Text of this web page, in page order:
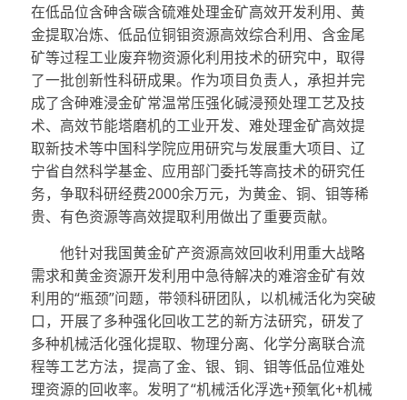
在低品位含砷含碳含硫难处理金矿高效开发利用、黄
金提取冶炼、低品位铜钼资源高效综合利用、含金尾
矿等过程工业废弃物资源化利用技术的研究中，取得
了一批创新性科研成果。作为项目负责人，承担并完
成了含砷难浸金矿常温常压强化碱浸预处理工艺及技
术、高效节能塔磨机的工业开发、难处理金矿高效提
取新技术等中国科学院应用研究与发展重大项目、辽
宁省自然科学基金、应用部门委托等高技术的研究任
务，争取科研经费2000余万元，为黄金、铜、钼等稀
贵、有色资源等高效提取利用做出了重要贡献。
他针对我国黄金矿产资源高效回收利用重大战略
需求和黄金资源开发利用中急待解决的难溶金矿有效
利用的“瓶颈”问题，带领科研团队，以机械活化为突破
口，开展了多种强化回收工艺的新方法研究，研发了
多种机械活化强化提取、物理分离、化学分离联合流
程等工艺方法，提高了金、银、铜、钼等低品位难处
理资源的回收率。发明了“机械活化浮选+预氧化+机械